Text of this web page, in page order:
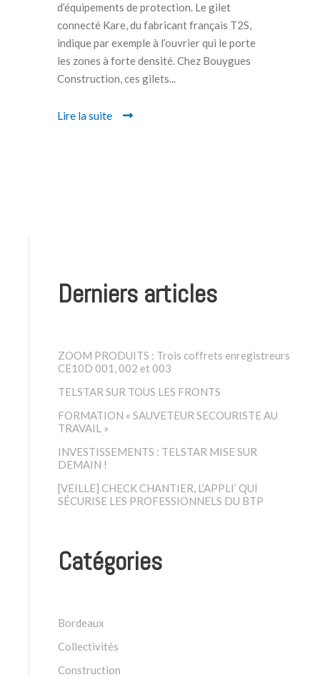
d’équipements de protection. Le gilet
connecté Kare, du fabricant français T2S,
indique par exemple à l’ouvrier qui le porte
les zones à forte densité. Chez Bouygues
Construction, ces gilets...
Lire la suite
Derniers articles
ZOOM PRODUITS : Trois coffrets enregistreurs
CE10D 001, 002 et 003
TELSTAR SUR TOUS LES FRONTS
FORMATION « SAUVETEUR SECOURISTE AU
TRAVAIL »
INVESTISSEMENTS : TELSTAR MISE SUR
DEMAIN !
[VEILLE] CHECK CHANTIER, L’APPLI’ QUI
SÉCURISE LES PROFESSIONNELS DU BTP
Catégories
Bordeaux
Collectivités
Construction